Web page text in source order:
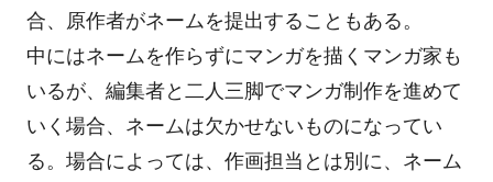
合、原作者がネームを提出することもある。
中にはネームを作らずにマンガを描くマンガ家も
いるが、編集者と二人三脚でマンガ制作を進めて
いく場合、ネームは欠かせないものになってい
る。場合によっては、作画担当とは別に、ネーム